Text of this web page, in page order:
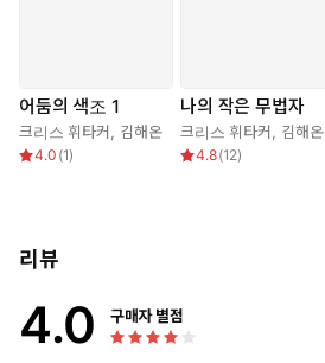
어둠의 색조 1
크리스 휘타커 김해온
4.0 (1)
나의 작은 무법자
크리스 휘타커 김해온
4.8(12)
리뷰
4.0 구매자 별점